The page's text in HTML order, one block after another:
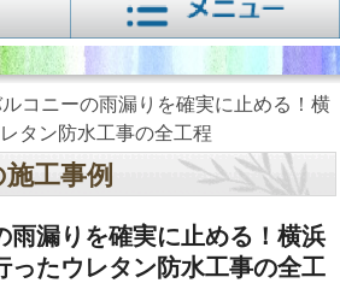
コニーの雨漏りを確実に止める！横
タン防水工事の全工程
工事例
雨漏りを確実に止める！横浜
ったウレタン防水工事の全工